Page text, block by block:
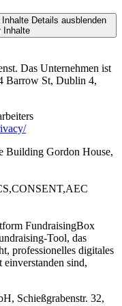
Details ausblenden
Inhalte
Das Unternehmen ist
Barrow St, Dublin 4,
Building Gordon House,
FundraisingBox
Tool, das
professionelles digitales
sind,
Schießgrabenstr. 32,